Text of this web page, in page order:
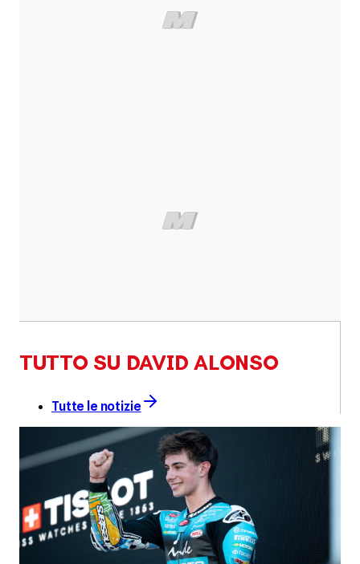
TUTTO SU DAVID ALONSO
Tutte le notizie